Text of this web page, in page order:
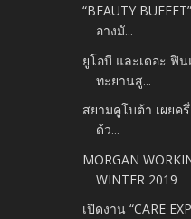
“BEAUTY
อางมั...
ยูโอบี และเดอะ ฟิ
ทะยานสู...
สยามคูโบต้า เผยค
ด้ว...
MORGAN
WINTER 2019
เปิดงาน “CARE